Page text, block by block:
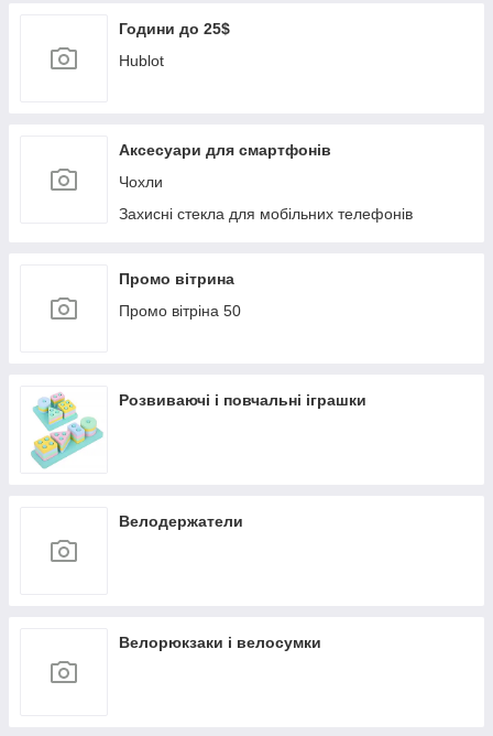
Аксесуари для електроніки
Садова техніка
Години до 25$
Hublot
Аксесуари для смартфонів
Чохли
Захисні стекла для мобільних телефонів
Промо вітрина
Промо вітріна 50
Розвиваючі і повчальні іграшки
Велодержатели
Велорюкзаки і велосумки